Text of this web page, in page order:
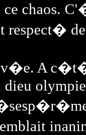
chaos.
respect�
A